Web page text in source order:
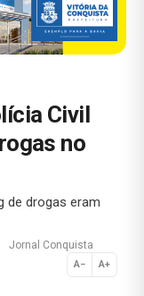
Civil
no
de drogas eram
Jornal Conquista
A− A+
Normal